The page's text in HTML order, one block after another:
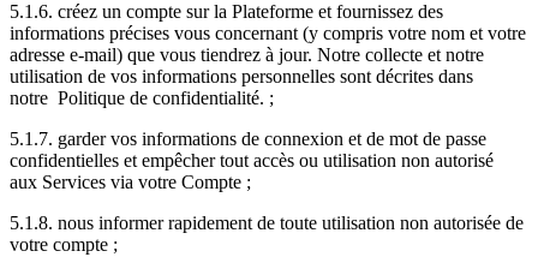
5.1.6. créez un compte sur la Plateforme et fournissez des
informations précises vous concernant (y compris votre nom et votre
adresse e-mail) que vous tiendrez à jour. Notre collecte et notre
utilisation de vos informations personnelles sont décrites dans
notre Politique de confidentialité. ;
5.1.7. garder vos informations de connexion et de mot de passe
confidentielles et empêcher tout accès ou utilisation non autorisé
aux Services via votre Compte ;
5.1.8. nous informer rapidement de toute utilisation non autorisée de
votre compte ;